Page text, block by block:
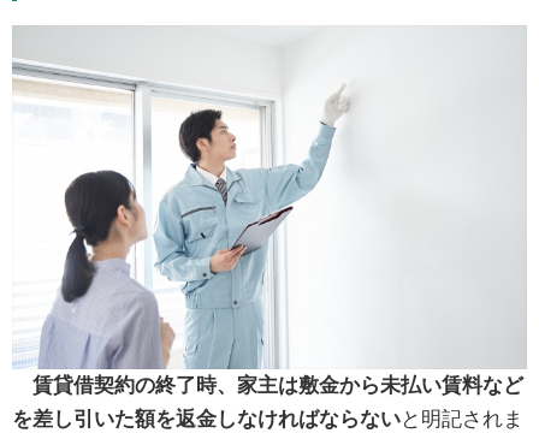
賃貸借契約の終了時、家主は敷金から未払い賃料など
を差し引いた額を返金しなければならないと明記されま